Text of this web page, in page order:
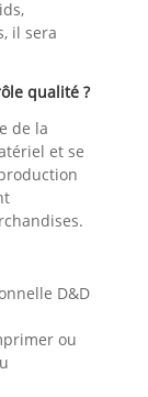
il sera
qualité ?
de la
et se
D&D
ou